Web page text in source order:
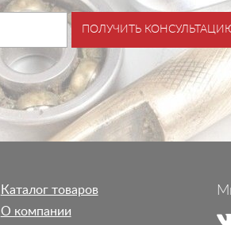
ПОЛУЧИТЬ
Каталог товаров
О компании